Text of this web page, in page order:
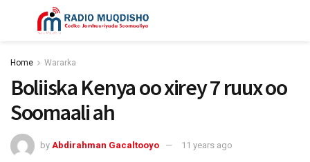
Home Wararka
Boliiska Kenya oo xirey 7 ruux oo
Soomaali ah
by Abdirahman Gacaltooyo 11 years ago